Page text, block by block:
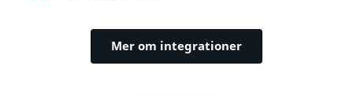
Mer om integrationer